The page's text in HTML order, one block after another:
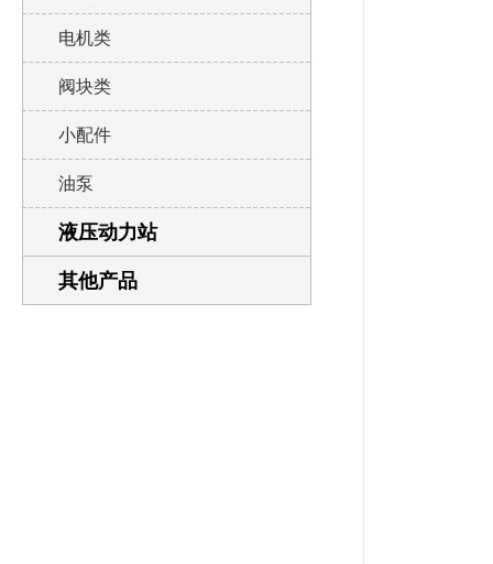
电机类
阀块类
小配件
油泵
液压动力站
其他产品